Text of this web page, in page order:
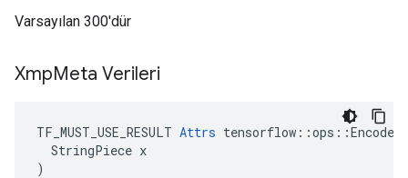
Varsayılan 300'dür
XmpMeta Verileri
TF_MUST_USE_RESULT Attrs
  StringPiece x
)